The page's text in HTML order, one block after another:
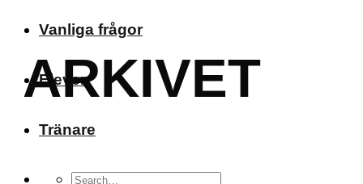
Vanliga frågor
Elever
Tränare
ARKIVET